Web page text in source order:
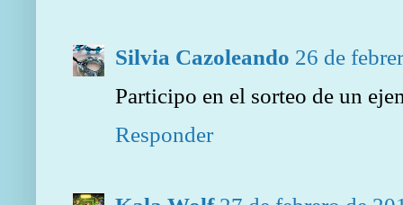
Silvia Cazoleando 26 de
Participo en el sorteo de un
Responder